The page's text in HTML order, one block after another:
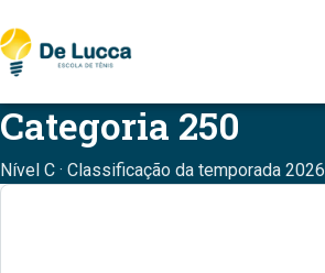
Categoria 250
Nível C · Classificação da temporada 2026